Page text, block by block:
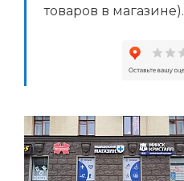
товаров в магазине).